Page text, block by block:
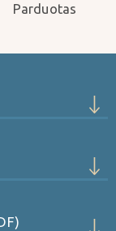
Parduotas